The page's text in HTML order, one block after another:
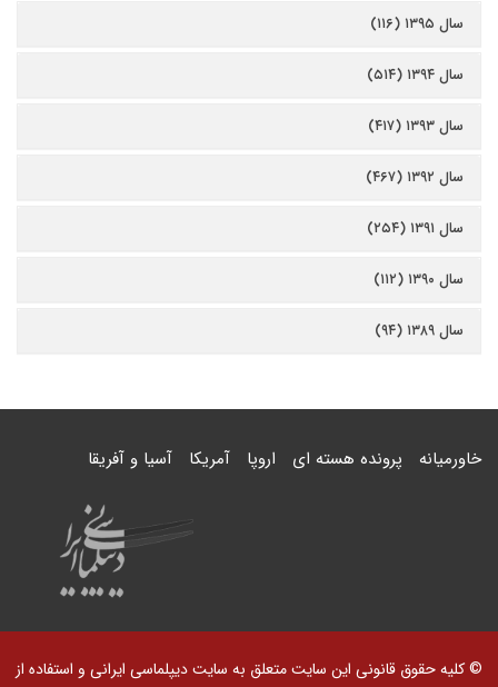
سال ۱۳۹۵ (۱۱۶)
سال ۱۳۹۴ (۵۱۴)
سال ۱۳۹۳ (۴۱۷)
سال ۱۳۹۲ (۴۶۷)
سال ۱۳۹۱ (۲۵۴)
سال ۱۳۹۰ (۱۱۲)
سال ۱۳۸۹ (۹۴)
خاورمیانه پرونده هسته ای اروپا آمریکا آسیا و آفریقا
© کلیه حقوق قانونی این سایت متعلق به سایت دیپلماسی ایرانی و استفاده از